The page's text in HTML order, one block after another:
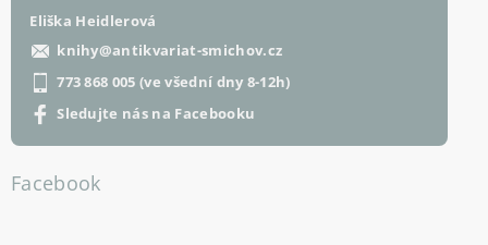
Eliška Heidlerová
knihy@antikvariat-smichov.cz
773 868 005 (ve všední dny 8-12h)
Sledujte nás na Facebooku
Facebook